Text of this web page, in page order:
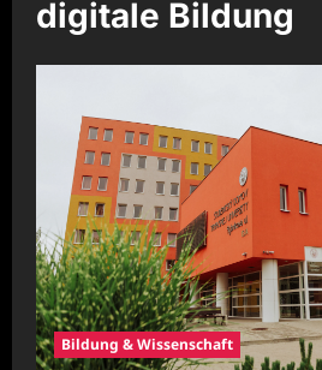
digitale Bildung
Bildung & Wissenschaft